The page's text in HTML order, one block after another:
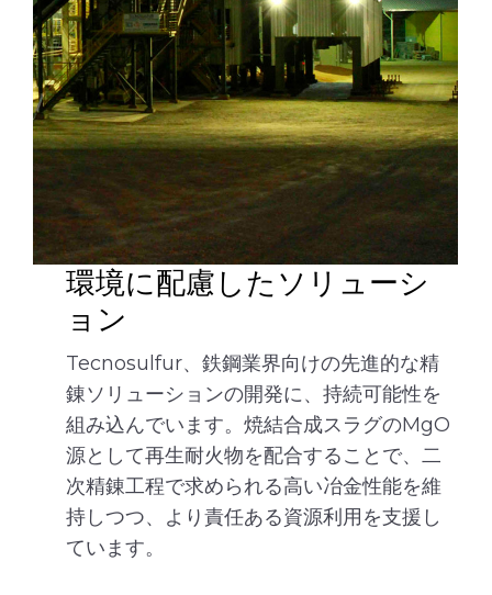
環境に配慮したソリューシ
ョン
Tecnosulfur、鉄鋼業界向けの先進的な精
錬ソリューションの開発に、持続可能性を
組み込んでいます。焼結合成スラグのMgO
源として再生耐火物を配合することで、二
次精錬工程で求められる高い冶金性能を維
持しつつ、より責任ある資源利用を支援し
ています。